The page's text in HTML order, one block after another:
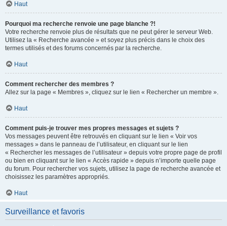
Haut
Pourquoi ma recherche renvoie une page blanche ?!
Votre recherche renvoie plus de résultats que ne peut gérer le serveur Web.
Utilisez la « Recherche avancée » et soyez plus précis dans le choix des
termes utilisés et des forums concernés par la recherche.
Haut
Comment rechercher des membres ?
Allez sur la page « Membres », cliquez sur le lien « Rechercher un membre ».
Haut
Comment puis-je trouver mes propres messages et sujets ?
Vos messages peuvent être retrouvés en cliquant sur le lien « Voir vos
messages » dans le panneau de l’utilisateur, en cliquant sur le lien
« Rechercher les messages de l’utilisateur » depuis votre propre page de profil
ou bien en cliquant sur le lien « Accès rapide » depuis n’importe quelle page
du forum. Pour rechercher vos sujets, utilisez la page de recherche avancée et
choisissez les paramètres appropriés.
Haut
Surveillance et favoris